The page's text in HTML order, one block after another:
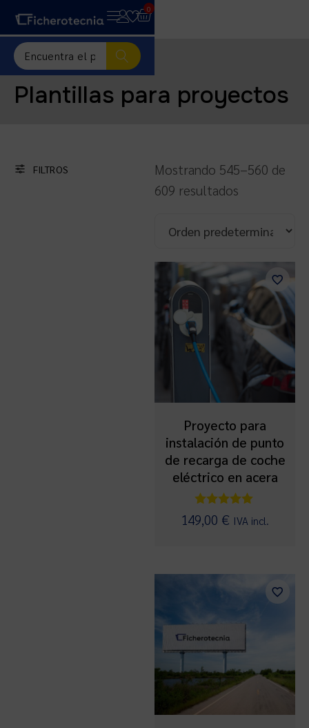
0
Plantillas para proyectos
FILTROS
Mostrando 545–560 de
609 resultados
Proyecto para
instalación de punto
de recarga de coche
eléctrico en acera
Valorado
con
149,00 € IVA incl.